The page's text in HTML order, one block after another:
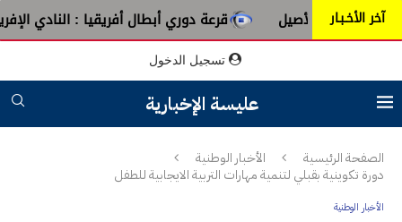
آخر الأخـبـار
الطرب الأصيل قرعة دوري أبطال أفريقيا : النادي
تسجيل الدخول
عليسة الإخبارية
الصفحة الرئيسية
الأخبار الوطنية
دورة تكوينية بقبلي لتنمية مهارات التربية الايجابية للطفل
الأخبار الوطنية